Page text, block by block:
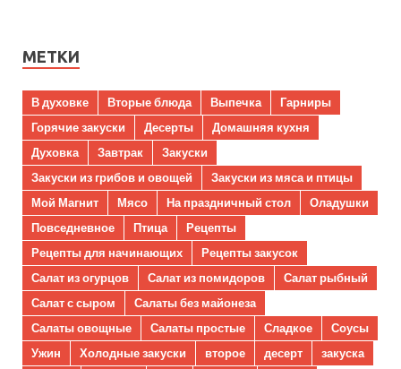
МЕТКИ
В духовке Вторые блюда Выпечка
Гарниры
Горячие закуски
Десерты
Домашняя кухня
Духовка
Завтрак
Закуски
Закуски из грибов и овощей
Закуски из мяса и птицы
Мой Магнит
Мясо На праздничный стол
Оладушки
Повседневное
Птица
Рецепты
Рецепты для начинающих
Рецепты закусок
Салат из огурцов
Салат из помидоров
Салат рыбный
Салат с сыром
Салаты без майонеза
Салаты овощные
Салаты простые Сладкое
Соусы
Ужин
Холодные закуски второе десерт
закуска